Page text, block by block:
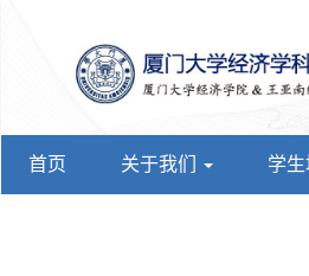
首页 关于我们 学